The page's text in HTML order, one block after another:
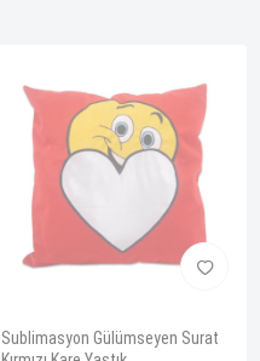
Sublimasyon Gülümseyen Surat